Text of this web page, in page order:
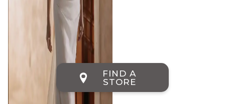
FIND A
STORE